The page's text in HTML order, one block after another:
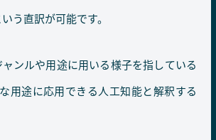
う直訳が可能です。
ンルや用途に用いる様子を指している
用途に応用できる人工知能と解釈する